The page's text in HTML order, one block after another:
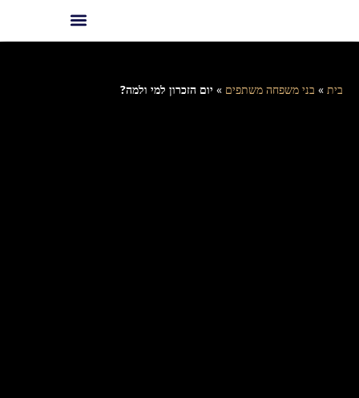
בית » בני משפחה משתפים » יום הזכרון למי ולמה?